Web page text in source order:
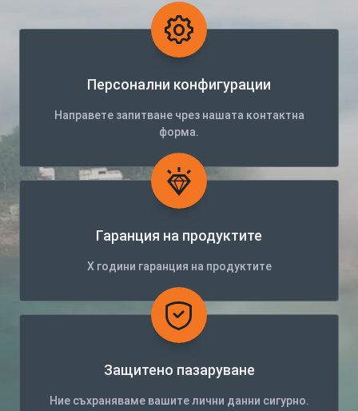
Персонални конфигурации
Направете запитване чрез нашата контактна
форма.
Гаранция на продуктите
Х години гаранция на продуктите
Защитено пазаруване
Ние съхраняваме вашите лични данни сигурно.